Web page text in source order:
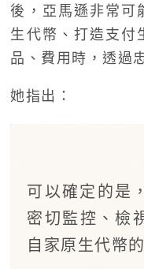
後，亞馬遜非常可
生代幣、打造支付
品、費用時，透過
她指出：
可以確定的是
密切監控、檢
自家原生代幣